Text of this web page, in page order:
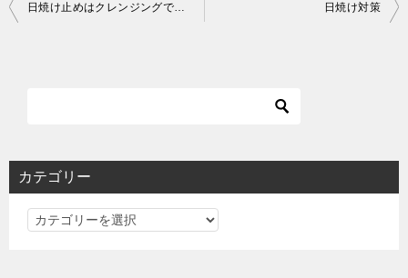
投
シ
日焼け止めはクレンジングで落とそう 日焼け対策
カテゴリー
カ